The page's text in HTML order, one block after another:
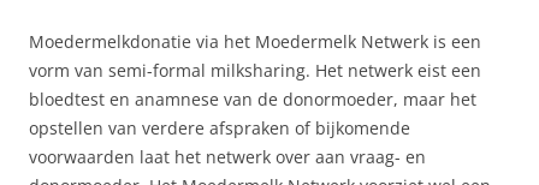
Moedermelkdonatie via het Moedermelk Netwerk is een
vorm van semi-formal milksharing. Het netwerk eist een
bloedtest en anamnese van de donormoeder, maar het
opstellen van verdere afspraken of bijkomende
voorwaarden laat het netwerk over aan vraag- en